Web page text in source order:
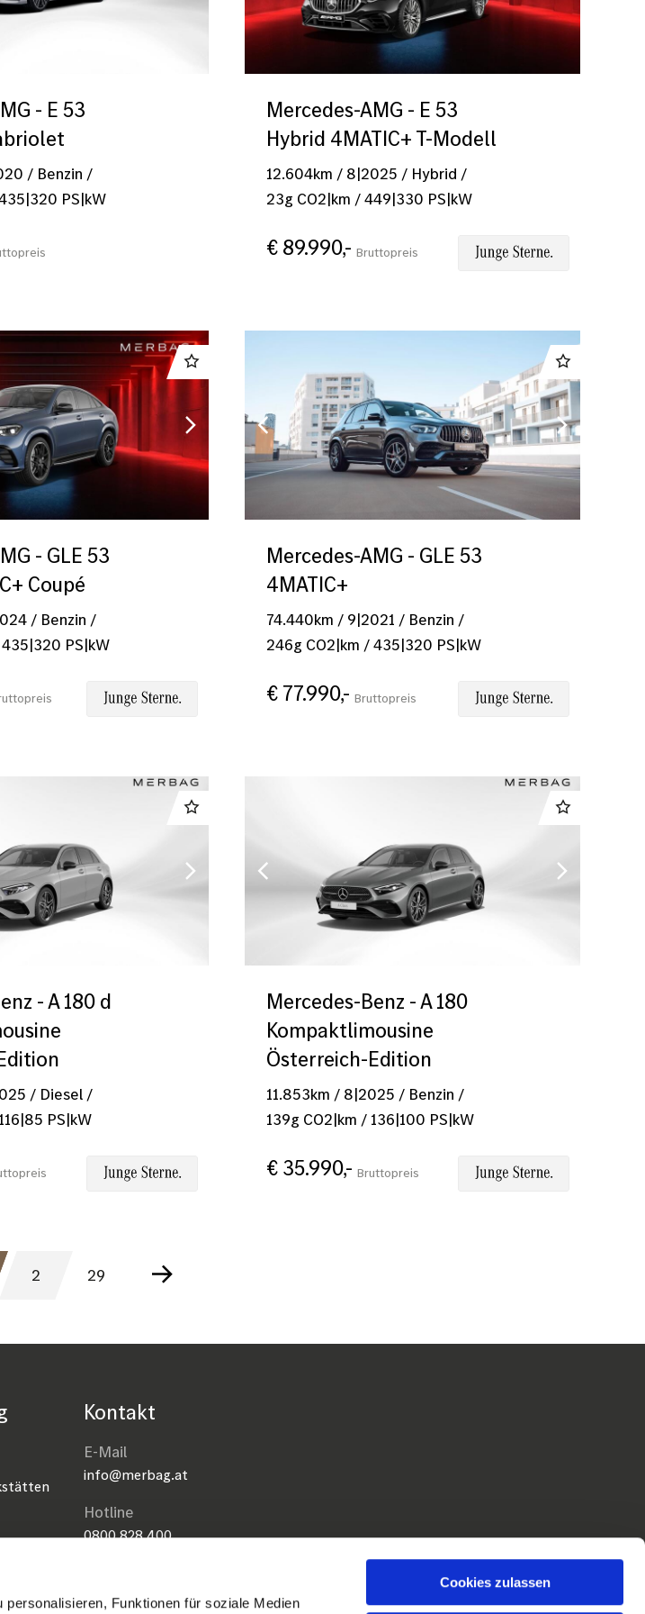
Funktionen für soziale Medien
Cookies zulassen
ANWENDEN
- E 53
/ Benzin /
|320 PS|kW
Mercedes-AMG - E 53
Hybrid 4MATIC+ T-Modell
12.604km / 8|2025 / Hybrid /
23g CO2|km /449|330 PS|kW
€ 89.990,- Bruttopreis
- GLE 53
Coupé
/ Benzin /
435|320 PS|kW
Mercedes-AMG - GLE 53
4MATIC+
74.440km / 9|2021 / Benzin /
246g CO2|km /435|320 PS|kW
€ 77.990,- Bruttopreis
- A 180 d
/ Diesel /
116|85 PS|kW
Mercedes-Benz - A 180
Kompaktlimousine
Österreich-Edition
11.853km / 8|2025 / Benzin /
139g CO2|km / 136|100 PS|kW
€ 35.990,- Bruttopreis
Seitennummerierung
SEITE
2
LETZTE
29
NÄCHSTE
Kontakt
E-Mail
info@merbag.at
Hotline
0800 828 400
0043 1 50 222 1 777